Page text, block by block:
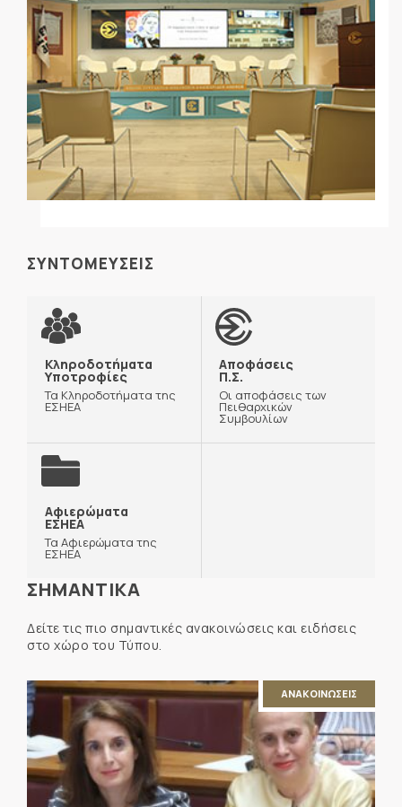
ΣΥΝΤΟΜΕΥΣΕΙΣ
Κληροδοτήματα
Υποτροφίες
Τα Κληροδοτήματα της
ΕΣΗΕΑ
Αποφάσεις
Π.Σ.
Οι αποφάσεις των
Πειθαρχικών
Συμβουλίων
Αφιερώματα
ΕΣΗΕΑ
Τα Αφιερώματα της
ΕΣΗΕΑ
ΣΗΜΑΝΤΙΚΑ
Δείτε τις πιο σημαντικές ανακοινώσεις και ειδήσεις
στο χώρο του Τύπου.
ΑΝΑΚΟΙΝΩΣΕΙΣ